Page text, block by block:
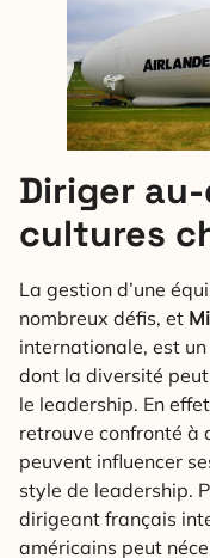
Diriger
cultures
La gestion d’une
nombreux défis, et
internationale, est
dont la diversité
le leadership. En
retrouve confronté à
peuvent influencer
style de leadership.
dirigeant français
américains peut